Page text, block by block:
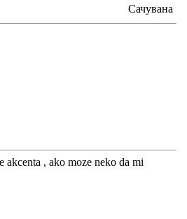
Сачувана
, ako moze neko da mi